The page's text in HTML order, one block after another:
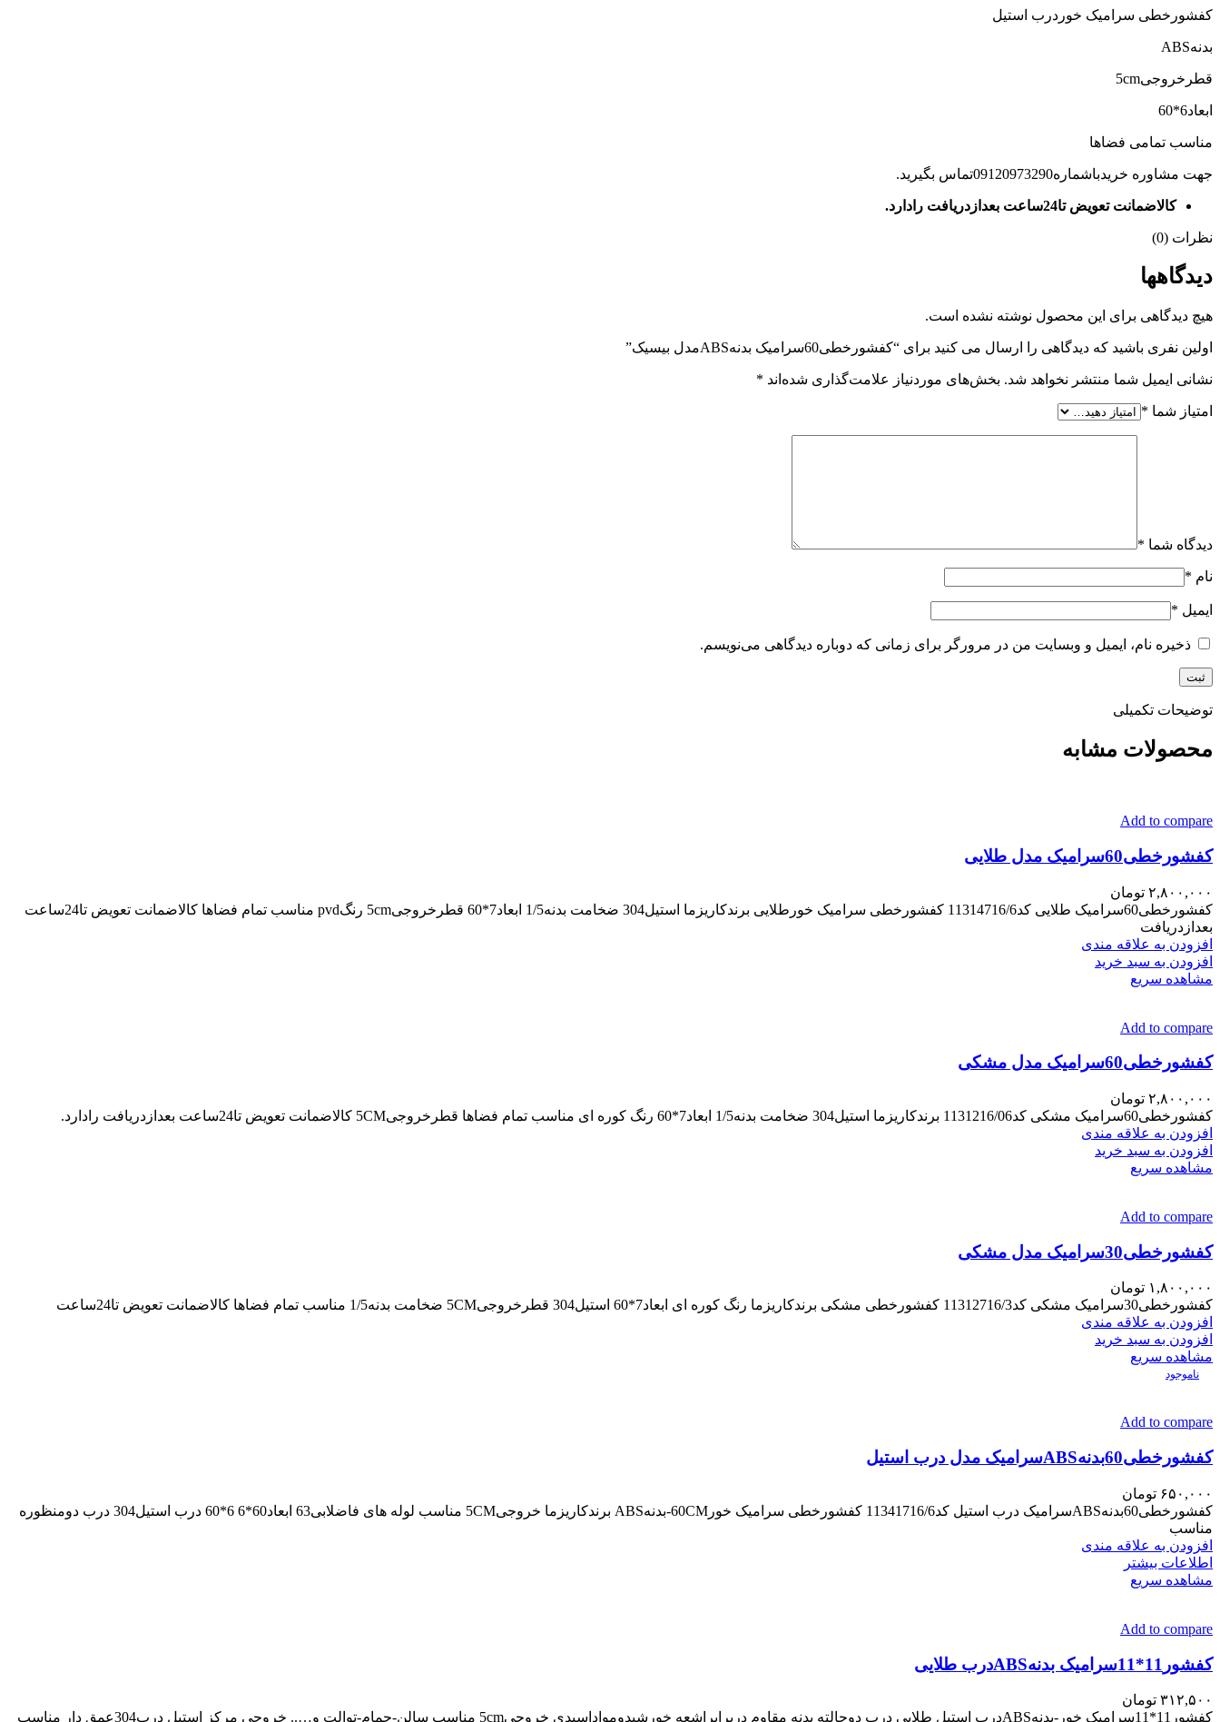
کفشورخطی سرامیک خوردرب استیل
بدنهABS
قطرخروجی5cm
ابعاد6*60
مناسب تمامی فضاها
جهت مشاوره خریدباشماره09120973290تماس بگیرید.
کالاضمانت تعویض تا24ساعت بعدازدریافت رادارد.
نظرات (0)
دیدگاهها
هیچ دیدگاهی برای این محصول نوشته نشده است.
اولین نفری باشید که دیدگاهی را ارسال می کنید برای “کفشورخطی60سرامیک بدنهABSمدل بیسیک”
نشانی ایمیل شما منتشر نخواهد شد. بخش‌های موردنیاز علامت‌گذاری شده‌اند *
امتیاز شما *
دیدگاه شما *
نام *
ایمیل *
ذخیره نام، ایمیل و وبسایت من در مرورگر برای زمانی که دوباره دیدگاهی می‌نویسم.
توضیحات تکمیلی
محصولات مشابه
Add to compare
کفشورخطی60سرامیک مدل طلایی
۲,۸۰۰,۰۰۰ تومان
کفشورخطی60سرامیک طلایی کد11314716/6 کفشورخطی سرامیک خورطلایی برندکاریزما استیل304 ضخامت بدنه1/5 ابعاد7*60 قطرخروجی5cm رنگpvd مناسب تمام فضاها کالاضمانت تعویض تا24ساعت
بعدازدریافت
افزودن به علاقه مندی
افزودن به سبد خرید
مشاهده سریع
Add to compare
کفشورخطی60سرامیک مدل مشکی
۲,۸۰۰,۰۰۰ تومان
کفشورخطی60سرامیک مشکی کد1131216/06 برندکاریزما استیل304 ضخامت بدنه1/5 ابعاد7*60 رنگ کوره ای مناسب تمام فضاها قطرخروجی5CM کالاضمانت تعویض تا24ساعت بعدازدریافت رادارد.
افزودن به علاقه مندی
افزودن به سبد خرید
مشاهده سریع
Add to compare
کفشورخطی30سرامیک مدل مشکی
۱,۸۰۰,۰۰۰ تومان
کفشورخطی30سرامیک مشکی کد11312716/3 کفشورخطی مشکی برندکاریزما رنگ کوره ای ابعاد7*60 استیل304 قطرخروجی5CM ضخامت بدنه1/5 مناسب تمام فضاها کالاضمانت تعویض تا24ساعت
افزودن به علاقه مندی
افزودن به سبد خرید
مشاهده سریع
ناموجود
Add to compare
کفشورخطی60بدنهABSسرامیک مدل درب استیل
۶۵۰,۰۰۰ تومان
کفشورخطی60بدنهABSسرامیک درب استیل کد11341716/6 کفشورخطی سرامیک خور60CM-بدنهABS برندکاریزما خروجی5CM مناسب لوله های فاضلابی63 ابعاد60*6 6*60 درب استیل304 درب دومنظوره
مناسب
افزودن به علاقه مندی
اطلاعات بیشتر
مشاهده سریع
Add to compare
کفشور11*11سرامیک بدنهABSدرب طلایی
۳۱۲,۵۰۰ تومان
کفشور11*11سرامیک خور-بدنهABSدرب استیل طلایی درب دوحالته بدنه مقاوم دربرابراشعه خورشیدومواداسیدی خروجی5cm مناسب سالن-حمام-توالت و….. خروجی مرکز استیل درب304عمق دار مناسب